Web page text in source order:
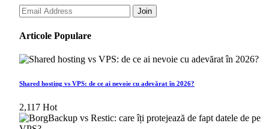
Join
Articole Populare
Shared hosting vs VPS: de ce ai nevoie cu adevărat în 2026?
2,117 Hot